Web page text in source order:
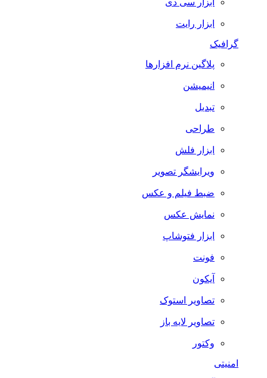
ابزار سی دی
ابزار رایت
گرافیک
پلاگین نرم افزارها
انیمیشن
تبدیل
طراحی
ابزار فلش
ویرایشگر تصویر
ضبط فيلم و عكس
نمایش عکس
ابزار فتوشاپ
فونت
آیکون
تصاویر استوک
تصاویر لایه باز
وکتور
امنیتی